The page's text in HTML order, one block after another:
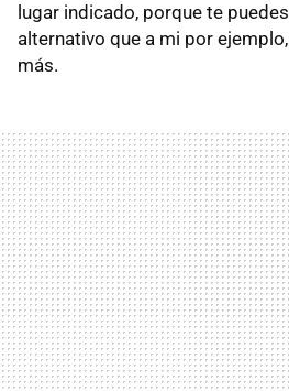
lugar indicado, porque te
alternativo que a mi por
más.